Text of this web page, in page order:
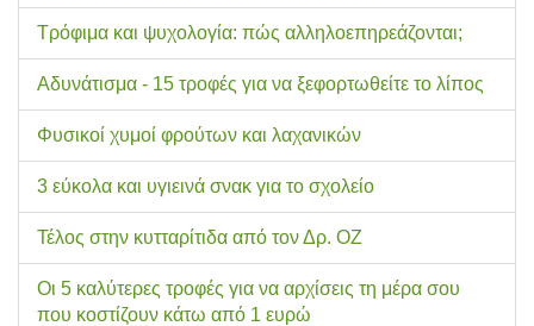
Τρόφιμα και ψυχολογία: πώς αλληλοεπηρεάζονται;
Αδυνάτισμα - 15 τροφές για να ξεφορτωθείτε το λίπος
Φυσικοί χυμοί φρούτων και λαχανικών
3 εύκολα και υγιεινά σνακ για το σχολείo
Τέλος στην κυτταρίτιδα από τον Δρ. ΟΖ
Οι 5 καλύτερες τροφές για να αρχίσεις τη μέρα σου
που κοστίζουν κάτω από 1 ευρώ